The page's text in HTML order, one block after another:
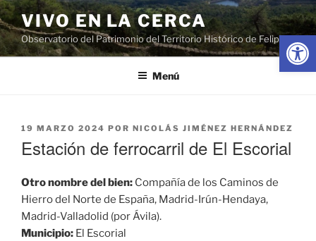
Abrir
Saltar
al
contenido
VIVO EN LA CERCA
Observatorio del Patrimonio del Territorio Histórico de Felipe II
Menú
PUBLICADO
19 MARZO 2024 POR NICOLÁS JIMÉNEZ HERNÁNDEZ
Estación de ferrocarril de El Escorial
Otro nombre del bien: Compañía de los Caminos de
Hierro del Norte de España, Madrid-Irún-Hendaya,
Madrid-Valladolid (por Ávila).
Municipio: El Escorial